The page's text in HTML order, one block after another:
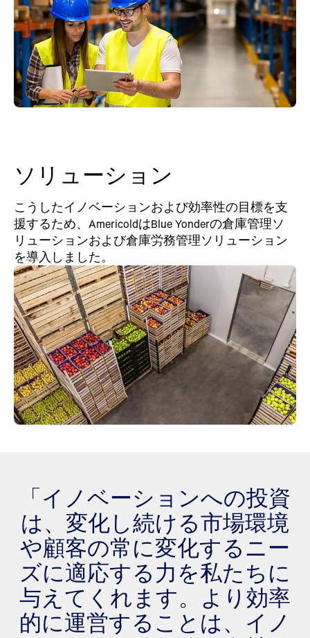
ソリューション
こうしたイノベーションおよび効率性の目標を支
援するため、AmericoldはBlue Yonderの倉庫管理ソ
リューションおよび倉庫労務管理ソリューション
を導入しました。
「イノベーションへの投資
は、変化し続ける市場環境
や顧客の常に変化するニー
ズに適応する力を私たちに
与えてくれます。より効率
的に運営することは、イノ